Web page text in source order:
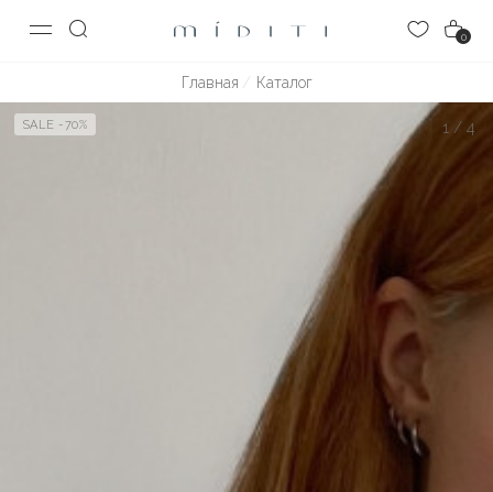
0
Главная Каталог
SALE -70% 1 / 4